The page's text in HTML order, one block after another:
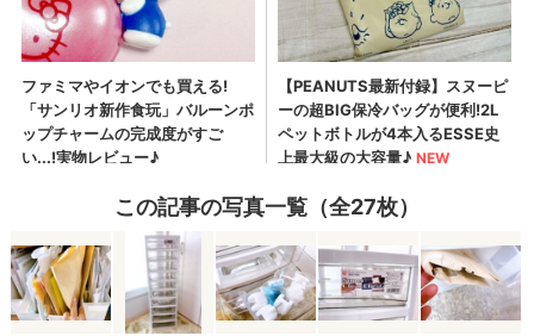
この記事の写真一覧（全27枚）